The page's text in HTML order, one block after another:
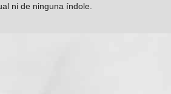
ni de ninguna índole.